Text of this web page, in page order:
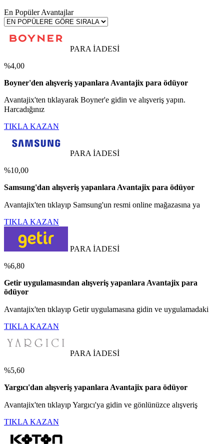
En Popüler Avantajlar
PARA İADESİ
%4,00
Boyner'den alışveriş yapanlara Avantajix para ödüyor
Avantajix'ten tıklayarak Boyner'e gidin ve alışveriş yapın.
Harcadığınız
TIKLA KAZAN
PARA İADESİ
%10,00
Samsung'dan alışveriş yapanlara Avantajix para ödüyor
Avantajix'ten tıklayıp Samsung'un resmi online mağazasına ya
TIKLA KAZAN
PARA İADESİ
%6,80
Getir uygulamasından alışveriş yapanlara Avantajix para
ödüyor
Avantajix'ten tıklayıp Getir uygulamasına gidin ve uygulamadaki
TIKLA KAZAN
PARA İADESİ
%5,60
Yargıcı'dan alışveriş yapanlara Avantajix para ödüyor
Avantajix'ten tıklayıp Yargıcı'ya gidin ve gönlünüzce alışveriş
TIKLA KAZAN